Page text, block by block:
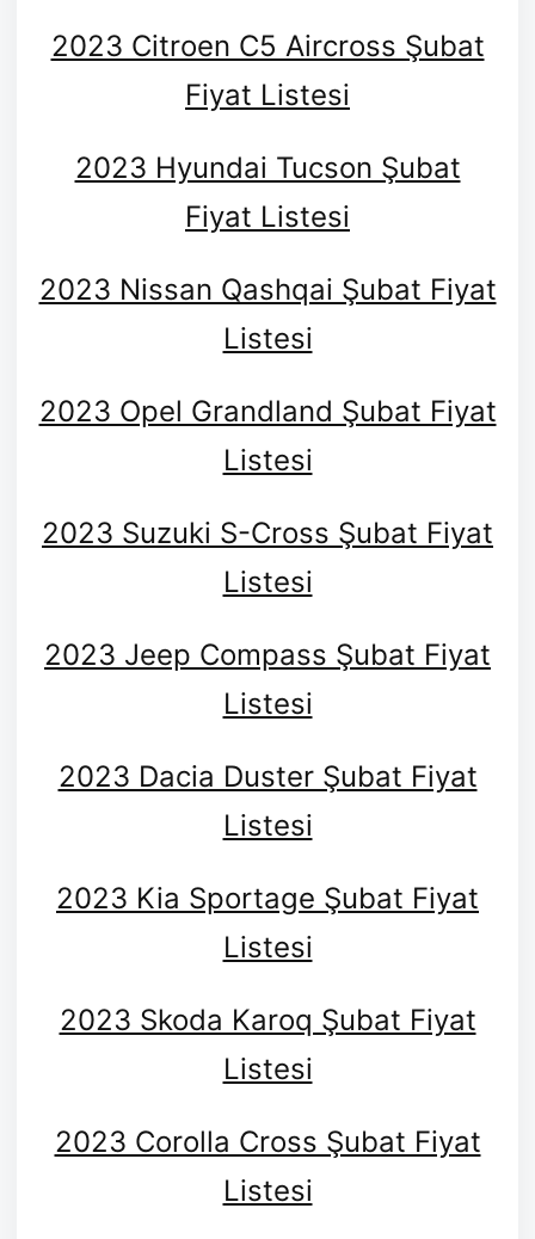
2023 Citroen C5 Aircross Şubat
Fiyat Listesi
2023 Hyundai Tucson Şubat
Fiyat Listesi
2023 Nissan Qashqai Şubat Fiyat
Listesi
2023 Opel Grandland Şubat Fiyat
Listesi
2023 Suzuki S-Cross Şubat Fiyat
Listesi
2023 Jeep Compass Şubat Fiyat
Listesi
2023 Dacia Duster Şubat Fiyat
Listesi
2023 Kia Sportage Şubat Fiyat
Listesi
2023 Skoda Karoq Şubat Fiyat
Listesi
2023 Corolla Cross Şubat Fiyat
Listesi